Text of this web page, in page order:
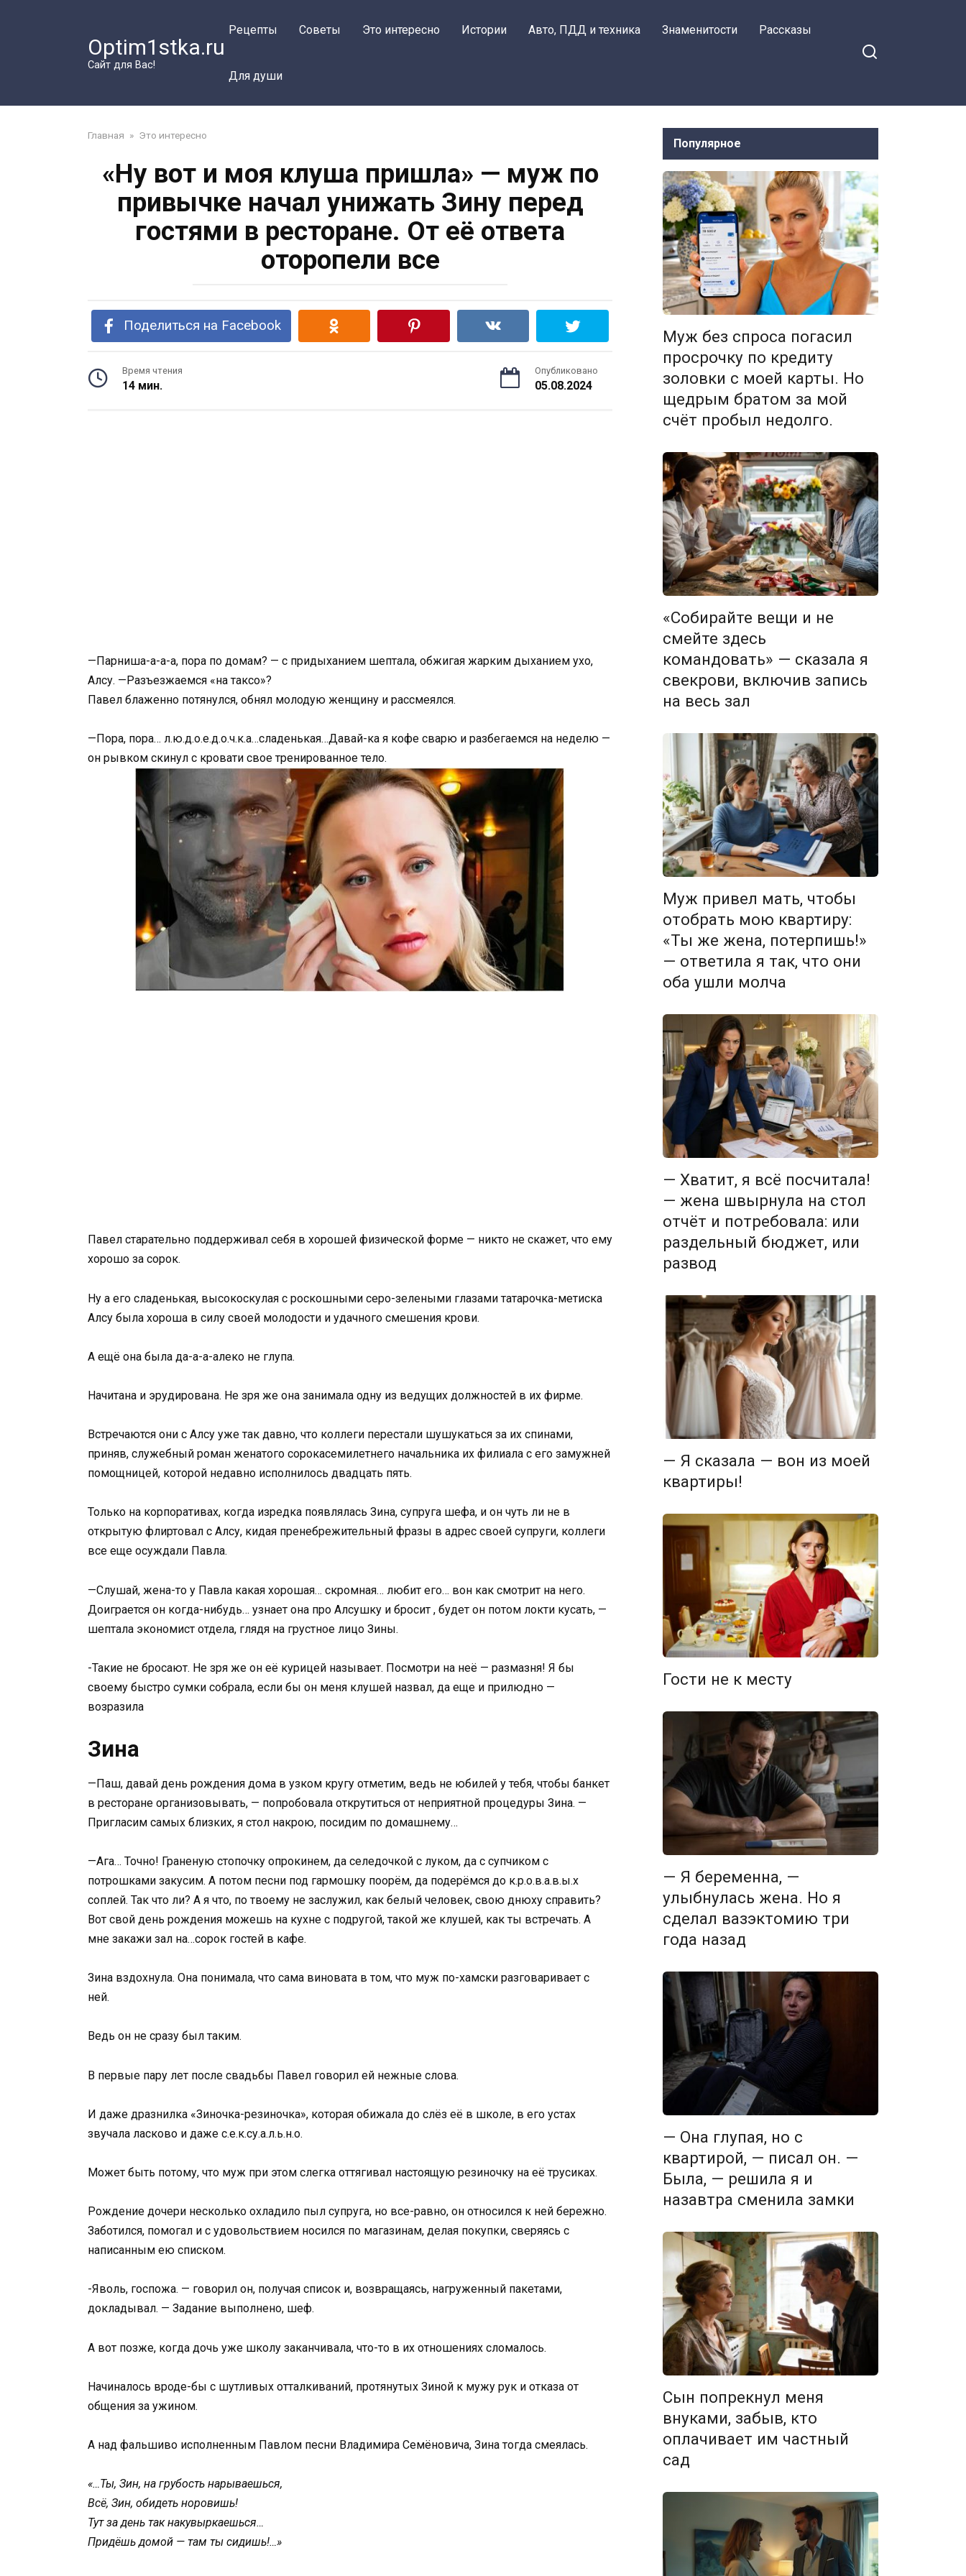
Optim1stka.ru
Сайт для Вас!
Рецепты Советы Это интересно Истории Авто, ПДД и техника Знаменитости Рассказы
Для души
Главная » Это интересно
«Ну вот и моя клуша пришла» — муж по
привычке начал унижать Зину перед
гостями в ресторане. От её ответа
оторопели все
Поделиться на Facebook
Время чтения
14 мин.
Опубликовано
05.08.2024
—Парниша-а-а-а, пора по домам? — с придыханием шептала, обжигая жарким дыханием ухо,
Алсу. —Разъезжаемся «на таксо»?
Павел блаженно потянулся, обнял молодую женщину и рассмеялся.
—Пора, пора… л.ю.д.о.е.д.о.ч.к.а…сладенькая…Давай-ка я кофе сварю и разбегаемся на неделю —
он рывком скинул с кровати свое тренированное тело.
Павел старательно поддерживал себя в хорошей физической форме — никто не скажет, что ему
хорошо за сорок.
Ну а его сладенькая, высокоскулая с роскошными серо-зелеными глазами татарочка-метиска
Алсу была хороша в силу своей молодости и удачного смешения крови.
А ещё она была да-а-а-алеко не глупа.
Начитана и эрудирована. Не зря же она занимала одну из ведущих должностей в их фирме.
Встречаются они с Алсу уже так давно, что коллеги перестали шушукаться за их спинами,
приняв, служебный роман женатого сорокасемилетнего начальника их филиала с его замужней
помощницей, которой недавно исполнилось двадцать пять.
Только на корпоративах, когда изредка появлялась Зина, супруга шефа, и он чуть ли не в
открытую флиртовал с Алсу, кидая пренебрежительный фразы в адрес своей супруги, коллеги
все еще осуждали Павла.
—Слушай, жена-то у Павла какая хорошая… скромная… любит его… вон как смотрит на него.
Доиграется он когда-нибудь… узнает она про Алсушку и бросит , будет он потом локти кусать, —
шептала экономист отдела, глядя на грустное лицо Зины.
-Такие не бросают. Не зря же он её курицей называет. Посмотри на неё — размазня! Я бы
своему быстро сумки собрала, если бы он меня клушей назвал, да еще и прилюдно —
возразила
Зина
—Паш, давай день рождения дома в узком кругу отметим, ведь не юбилей у тебя, чтобы банкет
в ресторане организовывать, — попробовала открутиться от неприятной процедуры Зина. —
Пригласим самых близких, я стол накрою, посидим по домашнему…
—Ага… Точно! Граненую стопочку опрокинем, да селедочкой с луком, да с супчиком с
потрошками закусим. А потом песни под гармошку поорём, да подерёмся до к.р.о.в.а.в.ы.х
соплей. Так что ли? А я что, по твоему не заслужил, как белый человек, свою днюху справить?
Вот свой день рождения можешь на кухне с подругой, такой же клушей, как ты встречать. А
мне закажи зал на…сорок гостей в кафе.
Зина вздохнула. Она понимала, что сама виновата в том, что муж по-хамски разговаривает с
ней.
Ведь он не сразу был таким.
В первые пару лет после свадьбы Павел говорил ей нежные слова.
И даже дразнилка «Зиночка-резиночка», которая обижала до слёз её в школе, в его устах
звучала ласково и даже с.е.к.су.а.л.ь.н.о.
Может быть потому, что муж при этом слегка оттягивал настоящую резиночку на её трусиках.
Рождение дочери несколько охладило пыл супруга, но все-равно, он относился к ней бережно.
Заботился, помогал и с удовольствием носился по магазинам, делая покупки, сверяясь с
написанным ею списком.
-Яволь, госпожа. — говорил он, получая список и, возвращаясь, нагруженный пакетами,
докладывал. — Задание выполнено, шеф.
А вот позже, когда дочь уже школу заканчивала, что-то в их отношениях сломалось.
Начиналось вроде-бы с шутливых отталкиваний, протянутых Зиной к мужу рук и отказа от
общения за ужином.
А над фальшиво исполненным Павлом песни Владимира Семёновича, Зина тогда смеялась.
«…Ты, Зин, на грубость нарываешься,
Всё, Зин, обидеть норовишь!
Тут за день так накувыркаешься…
Придёшь домой — там ты сидишь!…»
Популярное
Муж без спроса погасил
просрочку по кредиту
золовки с моей карты. Но
щедрым братом за мой
счёт пробыл недолго.
«Собирайте вещи и не
смейте здесь
командовать» — сказала я
свекрови, включив запись
на весь зал
Муж привел мать, чтобы
отобрать мою квартиру:
«Ты же жена, потерпишь!»
— ответила я так, что они
оба ушли молча
— Хватит, я всё посчитала!
— жена швырнула на стол
отчёт и потребовала: или
раздельный бюджет, или
развод
— Я сказала — вон из моей
квартиры!
Гости не к месту
— Я беременна, —
улыбнулась жена. Но я
сделал вазэктомию три
года назад
— Она глупая, но с
квартирой, — писал он. —
Была, — решила я и
назавтра сменила замки
Сын попрекнул меня
внуками, забыв, кто
оплачивает им частный
сад